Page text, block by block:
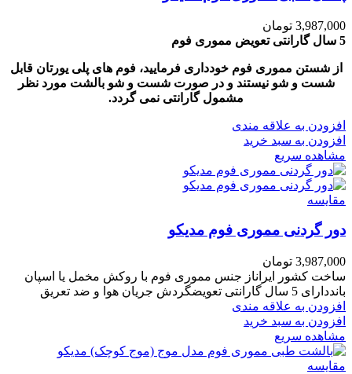
3,987,000 تومان
5 سال گارانتی تعویض مموری فوم
از شستن مموری فوم خودداری فرمایید، فوم های پلی یورتان قابل
شست و شو نیستند و در صورت شست و شو بالشت مورد نظر
مشمول گارانتی نمی گردد.
افزودن به علاقه مندی
افزودن به سبد خرید
مشاهده سریع
مقایسه
دور گردنی مموری فوم مدیکو
3,987,000 تومان
ساخت کشور ایراناز جنس مموری فوم با روکش مخمل یا اسپان
بانددارای 5 سال گارانتی تعویضگردش جریان هوا و ضد تعریق
افزودن به علاقه مندی
افزودن به سبد خرید
مشاهده سریع
مقایسه